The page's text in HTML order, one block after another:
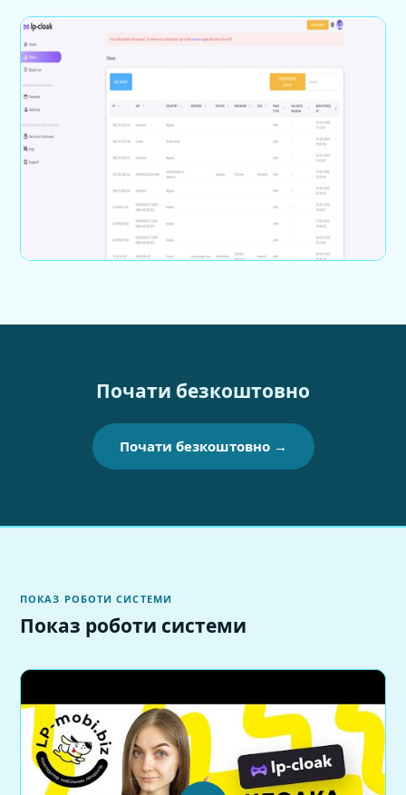
Почати безкоштовно
Почати безкоштовно →
ПОКАЗ РОБОТИ СИСТЕМИ
Показ роботи системи